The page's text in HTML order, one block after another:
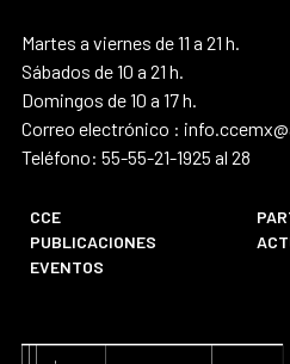
Martes a viernes de 11 a 21 h.
Sábados de 10 a 21 h.
Domingos de 10 a 17 h.
Correo electrónico :
Teléfono: 55-55-21-1925 al 28
CCE
PUBLICACIONES
EVENTOS